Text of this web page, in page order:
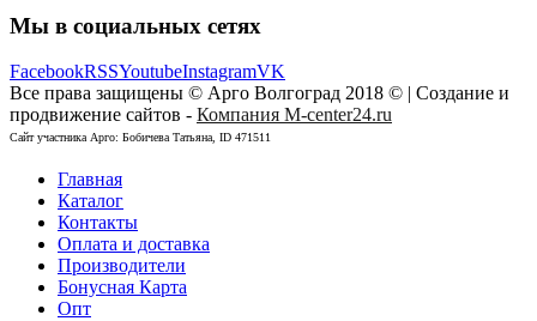
Мы в социальных сетях
FacebookRSSYoutubeInstagramVK
Все права защищены © Арго Волгоград 2018 © | Создание и
продвижение сайтов - Компания M-center24.ru
Сайт участника Арго: Бобичева Татьяна, ID 471511
Главная
Каталог
Контакты
Оплата и доставка
Производители
Бонусная Карта
Опт